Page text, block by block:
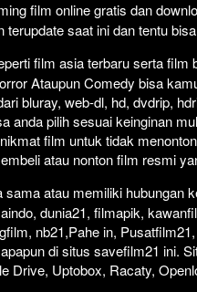
film online gratis dan
saat ini dan tentu
film asia terbaru serta film
Ataupun Comedy bisa
bluray, web-dl, hd, dvdrip,
anda pilih sesuai keinginan
film untuk tidak
atau nonton film resmi
sama atau memiliki hubungan
dunia21, filmapik,
nb21,Pahe in,
di situs savefilm21 ini.
Drive, Uptobox, Racaty,